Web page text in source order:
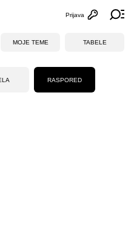
Otvori
Prijava
MOJE TEME TABELE
RASPORED